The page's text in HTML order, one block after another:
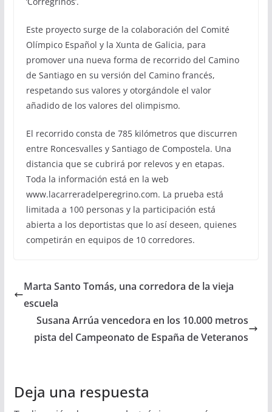
Este proyecto surge de la colaboración del Comité
Olímpico Español y la Xunta de Galicia, para
promover una nueva forma de recorrido del Camino
de Santiago en su versión del Camino francés,
respetando sus valores y otorgándole el valor
añadido de los valores del olimpismo.
El recorrido consta de 785 kilómetros que discurren
entre Roncesvalles y Santiago de Compostela. Una
distancia que se cubrirá por relevos y en etapas.
Toda la información está en la web
www.lacarreradelperegrino.com. La prueba está
limitada a 100 personas y la participación está
abierta a los deportistas que lo así deseen, quienes
competirán en equipos de 10 corredores.
Marta Santo Tomás, una corredora de la vieja
escuela
Susana Arrúa vencedora en los 10.000 metros
pista del Campeonato de España de Veteranos
Deja una respuesta